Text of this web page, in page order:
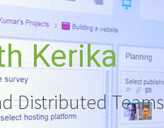
Kerika
Distributed Teams